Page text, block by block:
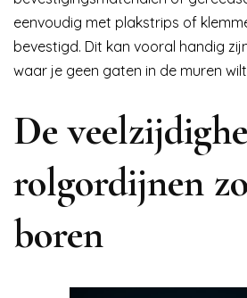
eenvoudig met plakstrips of
bevestigd. Dit kan vooral handig
waar je geen gaten in de muren
De
rolgordijnen
boren